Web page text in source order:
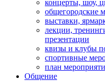
концерты, шоу,
общегородские
выставки,
лекции,
презентации
квизы и клубы
спортивные
план
Общение